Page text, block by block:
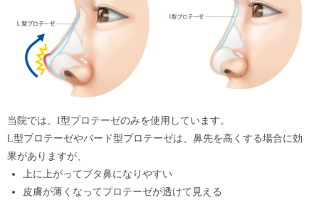
当院では、I型プロテーゼのみを使用しています。
L型プロテーゼやバード型プロテーゼは、鼻先を高くする場合に効
果がありますが、
上に上がってブタ鼻になりやすい
皮膚が薄くなってプロテーゼが透けて見える